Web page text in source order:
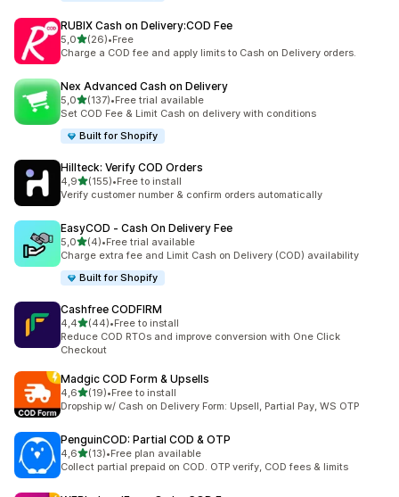
RUBIX Cash on Delivery:COD Fee
5,0de 5 estrelas
(26)
26 total de avaliações
•Free
Charge a COD fee and apply limits to Cash on Delivery orders.
Nex Advanced Cash on Delivery
5,0de 5 estrelas
(137)
137 total de avaliações
•Free trial available
Set COD Fee & Limit Cash on delivery with conditions
Built for Shopify
Hillteck: Verify COD Orders
4,9de 5 estrelas
(155)
155 total de avaliações
•Free to install
Verify customer number & confirm orders automatically
EasyCOD ‑ Cash On Delivery Fee
5,0de 5 estrelas
(4)
4 total de avaliações
•Free trial available
Charge extra fee and Limit Cash on Delivery (COD) availability
Built for Shopify
Cashfree CODFIRM
4,4de 5 estrelas
(44)
44 total de avaliações
•Free to install
Reduce COD RTOs and improve conversion with One Click
Checkout
Madgic COD Form & Upsells
4,6de 5 estrelas
(19)
19 total de avaliações
•Free to install
Dropship w/ Cash on Delivery Form: Upsell, Partial Pay, WS OTP
PenguinCOD: Partial COD & OTP
4,6de 5 estrelas
(13)
13 total de avaliações
•Free plan available
Collect partial prepaid on COD. OTP verify, COD fees & limits